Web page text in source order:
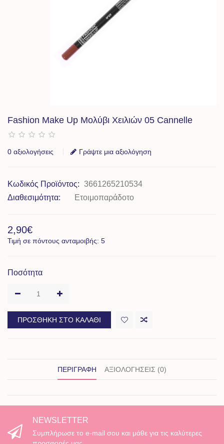
Fashion Make Up Μολύβι Χειλιών 05 Cannelle
0 αξιολογήσεις Γράψτε μια αξιολόγηση
Κωδικός Προϊόντος: 3661265210534
Διαθεσιμότητα:
Ετοιμοπαράδοτο
2,90€
Τιμή σε πόντους ανταμοιβής: 5
Ποσότητα
ΠΡΟΣΘΉΚΗ ΣΤΟ ΚΑΛΆΘΙ
ΠΕΡΙΓΡΑΦΉ ΑΞΙΟΛΟΓΉΣΕΙΣ (0)
NEWSLETTER
Συμπλήρωσε το e-mail σου και μάθε για τις καλύτερες